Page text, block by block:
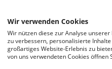
Wir verwenden Cookies
Wir nützen diese zur Analyse
zu verbessern, personalisierte
großartiges Website-Erlebnis zu
von uns verwendeten Cookies öffnen